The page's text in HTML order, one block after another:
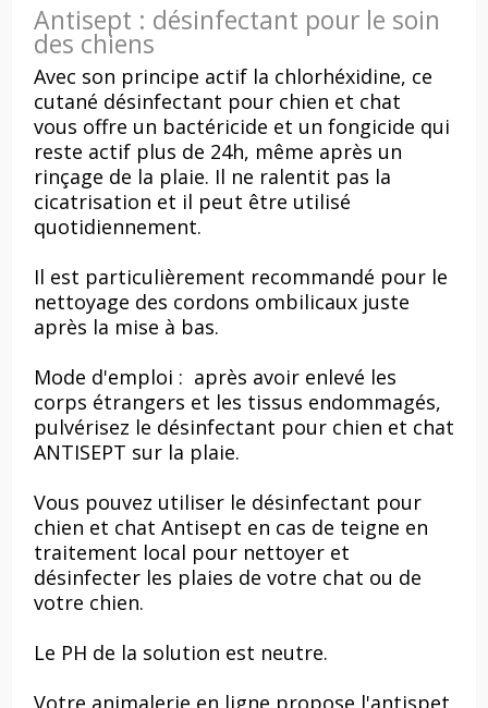
Antisept : désinfectant pour le soin
des chiens
Avec son principe actif la chlorhéxidine, ce
cutané désinfectant pour chien et chat
vous offre un bactéricide et un fongicide qui
reste actif plus de 24h, même après un
rinçage de la plaie. Il ne ralentit pas la
cicatrisation et il peut être utilisé
quotidiennement.
Il est particulièrement recommandé pour le
nettoyage des cordons ombilicaux juste
après la mise à bas.
Mode d'emploi : après avoir enlevé les
corps étrangers et les tissus endommagés,
pulvérisez le désinfectant pour chien et chat
ANTISEPT sur la plaie.
Vous pouvez utiliser le désinfectant pour
chien et chat Antisept en cas de teigne en
traitement local pour nettoyer et
désinfecter les plaies de votre chat ou de
votre chien.
Le PH de la solution est neutre.
Votre animalerie en ligne propose l'antispet